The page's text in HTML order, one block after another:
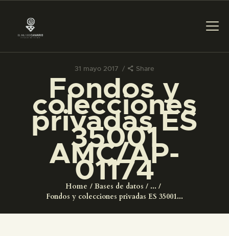
31 mayo 2017 Share
Fondos y
colecciones
privadas ES
35001
AMC/AP-
01174
Home Bases de datos
...
Fondos y colecciones privadas ES 35001...
PREPARAR LA VISITA
ACTIVIDADES
█
EL MUSEO